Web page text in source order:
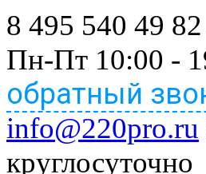
8 495 540 49 82
Пн-Пт 10:00 -
обратный
info@220pro.ru
круглосуточно